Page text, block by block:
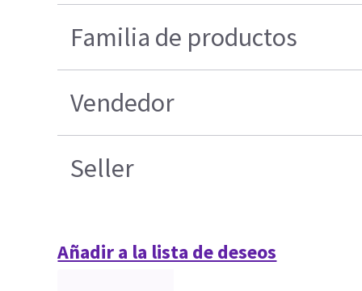
Familia de productos
Vendedor
Seller
Añadir a la lista de deseos